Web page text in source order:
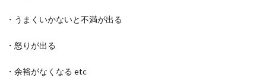
・うまくいかないと不満が出る
・怒りが出る
・余裕がなくなる etc